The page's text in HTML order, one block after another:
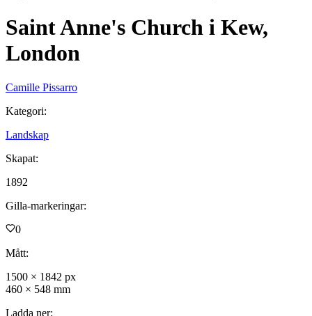
Saint Anne's Church i Kew,
London
Camille Pissarro
Kategori:
Landskap
Skapat:
1892
Gilla-markeringar:
0
Mått:
1500 × 1842 px
460 × 548 mm
Ladda ner: